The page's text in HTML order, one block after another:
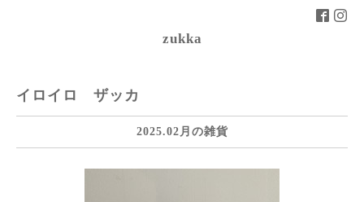
zukka
イロイロ ザッカ
2025.02月の雑貨